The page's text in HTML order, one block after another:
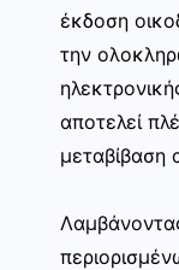
έκδοση
την
αποτελεί
μεταβίβαση